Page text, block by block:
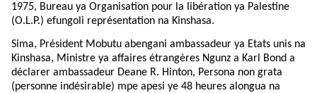
1975, Bureau ya Organisation pour la libération ya Palestine
(O.L.P.) efungoli représentation na Kinshasa.
Sima, Président Mobutu abengani ambassadeur ya Etats unis na
Kinshasa, Ministre ya affaires étrangères Ngunz a Karl Bond a
déclarer ambassadeur Deane R. Hinton, Persona non grata
(personne indésirable) mpe apesi ye 48 heures alongua na